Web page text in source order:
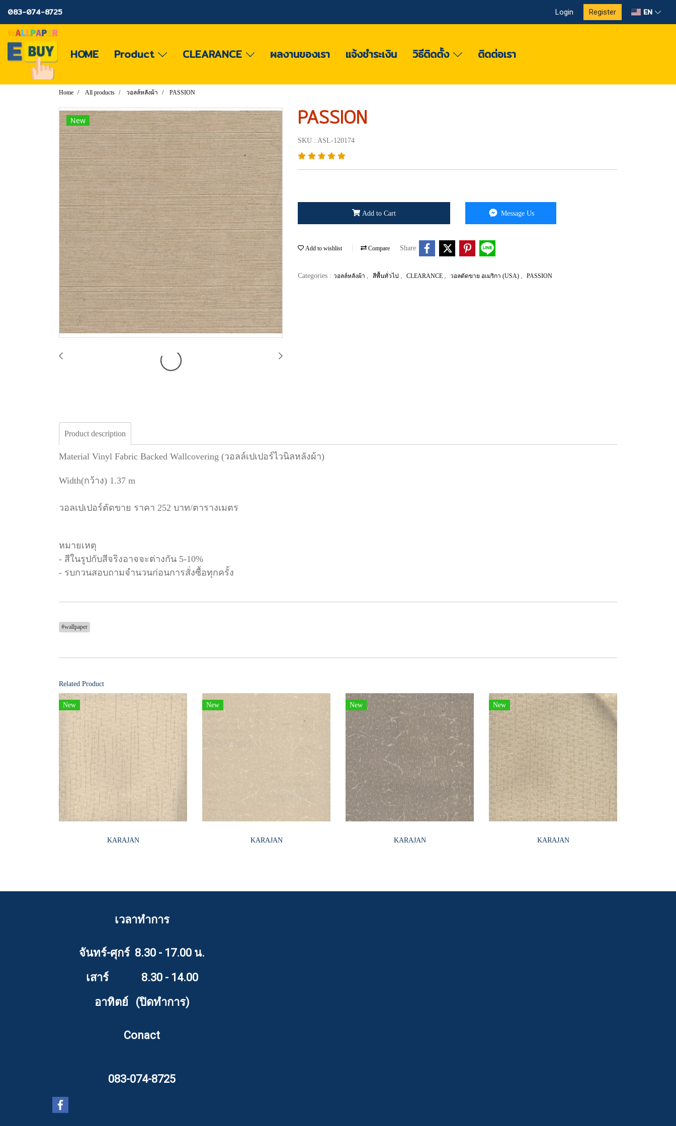
083-074-8725 Login Register EN
HOME Product CLEARANCE ผลงานของเรา แจ้งชำระเงิน วิธีติดตั้ง ติดต่อเรา
Home All products วอลล์หลังผ้า PASSION
New PASSION
SKU : ASL-120174
Add to Cart Message Us
Add to wishlist Compare Share
Categories : วอลล์หลังผ้า สีพื้นทั่วไป CLEARANCE วอลตัดขาย อเมริกา (USA) PASSION
Product description
Material Vinyl Fabric Backed Wallcovering (วอลล์เปเปอร์ไวนิลหลังผ้า)
Width(กว้าง) 1.37 m
วอลเปเปอร์ตัดขาย ราคา 252 บาท/ตารางเมตร
หมายเหตุ
- สีในรูปกับสีจริงอาจจะต่างกัน 5-10%
- รบกวนสอบถามจำนวนก่อนการสั่งซื้อทุกครั้ง
#wallpaper
Related Product
New
KARAJAN
New
KARAJAN
New
KARAJAN
New
KARAJAN
เวลาทำการ
จันทร์-ศุกร์ 8.30 - 17.00 น.
เสาร์ 8.30 - 14.00
อาทิตย์ (ปิดทำการ)
Conact
083-074-8725